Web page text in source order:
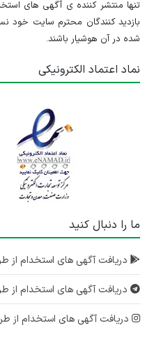
تنها منتشر کننده ی آگهی های
بازدید کنندگان محترم سایت
شده در آن هوشیار باشند.
نماد اعتماد الکترونیکی
ما را دنبال کنید
دریافت آگهی های استخدام از
دریافت آگهی های استخدام از
دریافت آگهی های استخدام از